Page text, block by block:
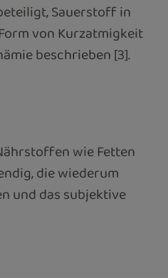
Sauerstoff in
von Kurzatmigkeit
beschrieben [3].
wie Fetten
die wiederum
und das subjektive